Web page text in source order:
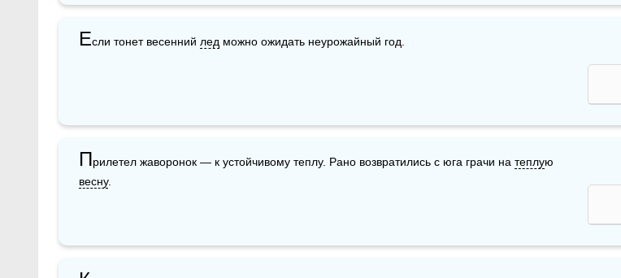
Если тонет весенний лед можно ожидать неурожайный год.
Прилетел жаворонок — к устойчивому теплу. Рано возвратились с юга грачи на теплу
весну.